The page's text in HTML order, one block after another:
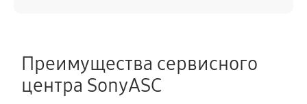
Преимущества сервисного
центра SonyASC